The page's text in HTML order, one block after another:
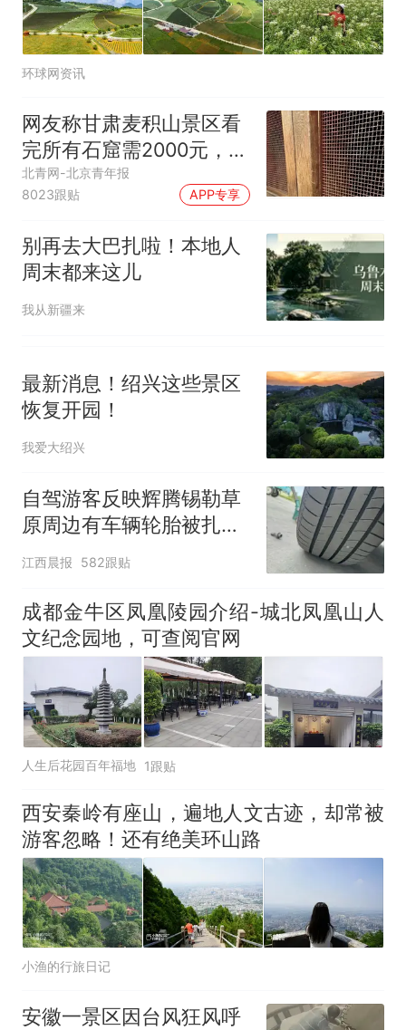
视频丨只要一枚命中就能让航
母瘫痪 轰-6J实力有多强？
泰州父亲的手写家书遗失30
鸟市场搬了，但爱还在
十多万人报名的考试，成绩
全部作废，公平么？
环球网资讯
网友称甘肃麦积山景区看
完所有石窟需2000元，景
区：部分石窟受特别保
护，游客可按需买
北青网-北京青年报
8023跟贴
APP专享
别再去大巴扎啦！本地人
周末都来这儿
我从新疆来
最新消息！绍兴这些景区
恢复开园！
我爱大绍兴
自驾游客反映辉腾锡勒草
原周边有车辆轮胎被扎，
修理店铺换胎价格高达千
江西晨报 582跟贴
成都金牛区凤凰陵园介绍-城北凤凰山人
文纪念园地，可查阅官网
人生后花园百年福地 1跟贴
西安秦岭有座山，遍地人文古迹，却常被
游客忽略！还有绝美环山路
小渔的行旅日记
安徽一景区因台风狂风呼